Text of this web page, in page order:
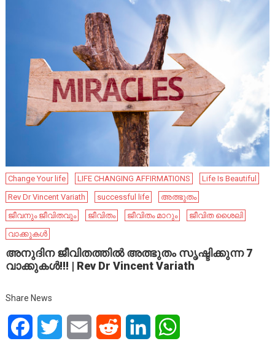
Change Your life LIFE CHANGING AFFIRMATIONS
Life Is Beautiful
Rev Dr Vincent Variath
successful life
അത്ഭുതം
ജീവനും ജീവിതവും
ജീവിതം ജീവിതം മാറും
ജീവിത ശൈലി
വാക്കുകൾ
അനുദിന ജീവിതത്തിൽ അത്ഭുതം സൃഷ്ടിക്കുന്ന 7
വാക്കുകൾ!!! | Rev Dr Vincent Variath
Share News
FacebookTwitter Email Reddit LinkedIn